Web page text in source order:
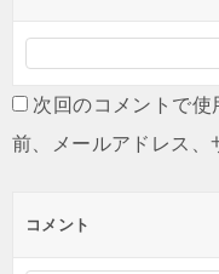
次回のコメントで使
前、メールアドレス、
コメント